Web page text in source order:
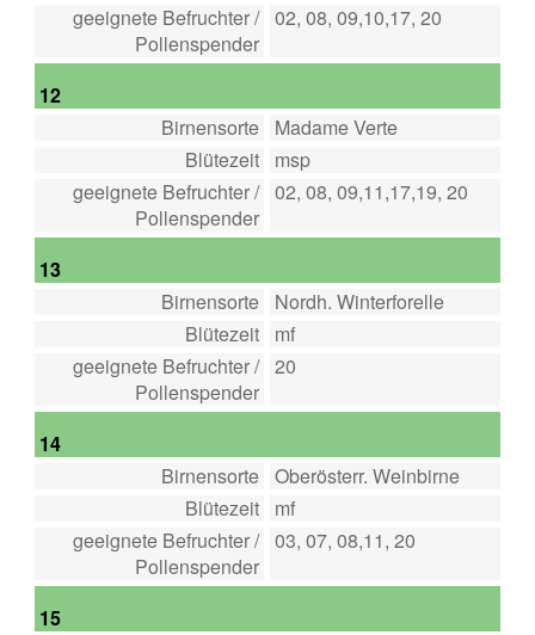
geeignete Befruchter /
Pollenspender
02, 08, 09,10,17, 20
12
Birnensorte
Madame Verte
Blütezeit
msp
geeignete Befruchter /
Pollenspender
02, 08, 09,11,17,19, 20
13
Birnensorte
Nordh. Winterforelle
Blütezeit
mf
geeignete Befruchter /
Pollenspender
20
14
Birnensorte Oberösterr. Weinbirne
Blütezeit
mf
geeignete Befruchter /
Pollenspender
03, 07, 08,11, 20
15